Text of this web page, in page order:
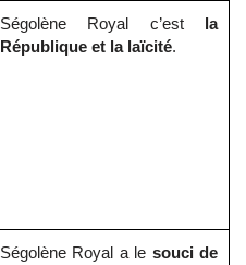
Ségolène Royal c’est la
République et la laïcité.
Ségolène Royal a le souci de